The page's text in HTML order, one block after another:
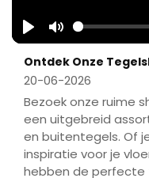
Play Mute
Ontdek Onze
20-06-2026
Bezoek onze ruime
een uitgebreid
en buitentegels. Of
inspiratie voor je
hebben de perfecte